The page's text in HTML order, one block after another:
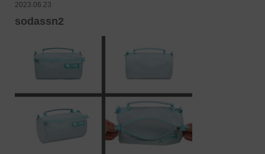
2023.06.23
sodassn2